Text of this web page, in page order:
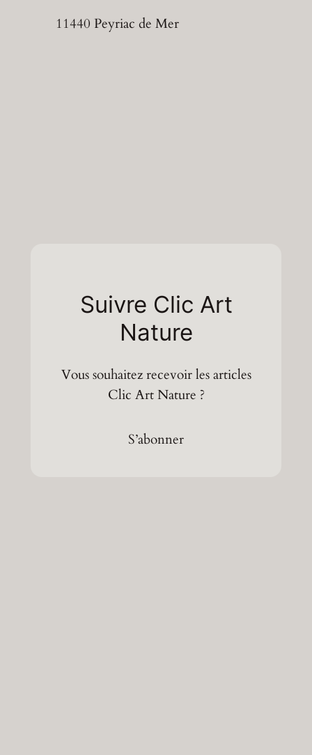
11440 Peyriac de Mer
Suivre Clic Art
Nature
Vous souhaitez recevoir les articles
Clic Art Nature ?
S’abonner